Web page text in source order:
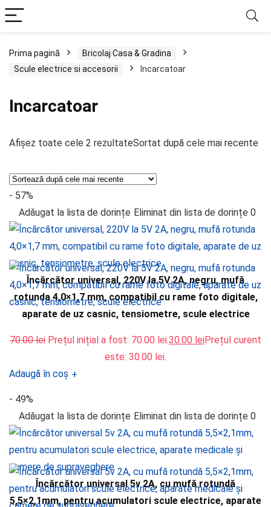
Prima pagină
Bricolaj Casa & Gradina
Scule electrice si accesorii
Incarcatoar
Incarcatoar
Afișez toate cele 2 rezultateSortat după cele mai recente
- 57%
Adăugat la lista de dorințe Eliminat din lista de dorințe 0
Încărcător universal, 220V la 5V 2A, negru, mufă
rotunda 4,0×1,7 mm, compatibil cu rame foto digitale,
aparate de uz casnic, tensiometre, scule electrice
70.00lei Prețul inițial a fost: 70.00 lei.30.00 leiPrețul curent
este: 30.00 lei.
Adaugă în coș +
- 49%
Adăugat la lista de dorințe Eliminat din lista de dorințe 0
Încărcător universal 5v 2A, cu mufă rotundă
5,5×2,1mm, pentru acumulatori scule electrice, aparate